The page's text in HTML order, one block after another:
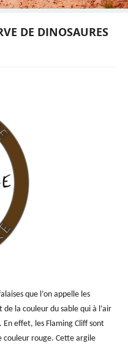
DE DINOSAURES
que l’on appelle les
de la couleur du sable qui à l’air
En effet, les Flaming Cliff sont
couleur rouge. Cette argile